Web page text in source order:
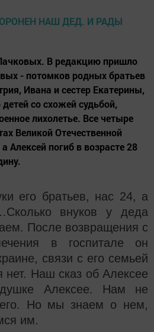
В редакцию пришло
- потомков родных братьев
Ивана и сестер Екатерины,
со схожей судьбой,
лихолетье. Все четыре
Великой Отечественной
Алексей погиб в возрасте 28
его братьев, нас 24, а
внуков у деда
После возвращения с
в госпитале он
связи с его семьей
Наш сказ об Алексее
Алексее. Нам не
Но мы знаем о нем,
им.